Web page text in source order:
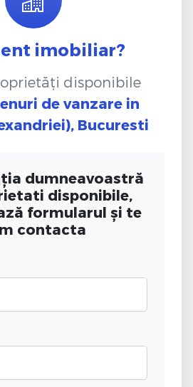
imobiliar?
disponibile
de vanzare in
Bucuresti
dumneavoastră
disponibile,
formularul și te
contacta